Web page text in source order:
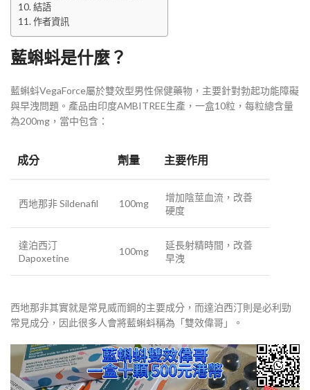
結語
作者資訊
藍蝌蚪是什麼？
藍蝌蚪VegaForce屬於雙效型男性保健藥物，主要針對勃起功能障礙
與早洩問題。產品由印度AMBITREE生產，一盒10粒，每粒總含量
為200mg，當中包含：
成分 劑量 主要作用
西地那非 Sildenafil 100mg
增加陰莖血流，改善
硬度
達泊西汀
Dapoxetine
100mg
延長射精時間，改善
早洩
西地那非其實就是常見威而鋼的主要成分，而達泊西汀則是必利勁
常見成分，因此很多人會將藍蝌蚪稱為「雙效偉哥」。
播